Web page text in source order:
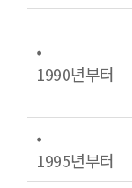
⦁
1990년부터
⦁
1995년부터